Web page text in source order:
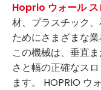
Hoprio ウォール ス
材、プラスチック
ためにさまざまな
この機械は、垂直
さと幅の正確なス
ます。 HOPRIO ウ